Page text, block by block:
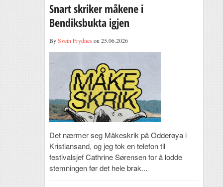
Snart skriker måkene i
Bendiksbukta igjen
BySvein Frydnes on 25.06.2026
Det nærmer seg Måkeskrik på Odderøya i
Kristiansand, og jeg tok en telefon til
festivalsjef Cathrine Sørensen for å lodde
stemningen før det hele brak...